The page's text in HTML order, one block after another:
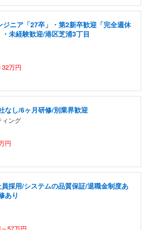
ニア「27卒」・第2新卒歓迎「完全週休
未経験歓迎/港区芝浦3丁目
32万円
なし/6ヶ月研修/別業界歓迎
ィング
円
採用/システムの品質保証/退職金制度あ
あり